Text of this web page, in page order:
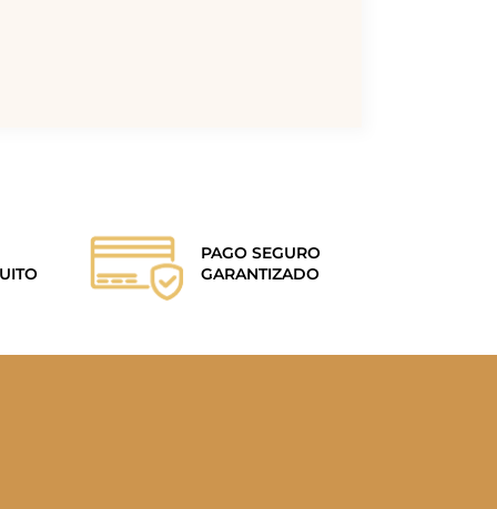
PAGO SEGURO
GARANTIZADO